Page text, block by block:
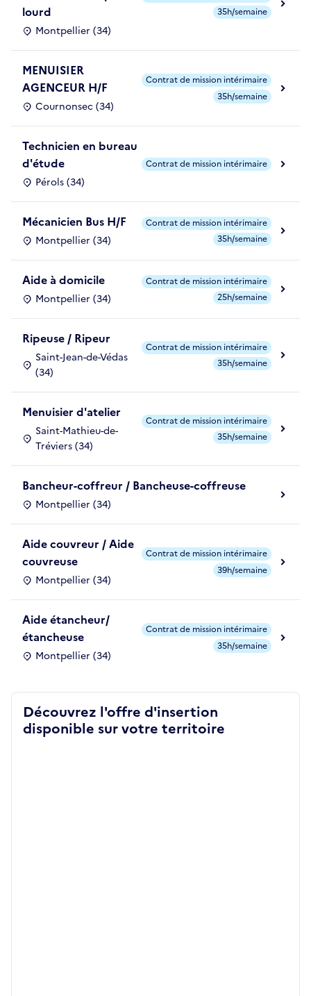
lourd
Montpellier (34)
35h/semaine
MENUISIER
AGENCEUR H/F
Cournonsec (34)
Contrat de mission intérimaire
35h/semaine
Technicien en bureau
d'étude
Pérols (34)
Contrat de mission intérimaire
Mécanicien Bus H/F
Montpellier (34)
Contrat de mission intérimaire
35h/semaine
Aide à domicile
Montpellier (34)
Contrat de mission intérimaire
25h/semaine
Ripeuse / Ripeur
Saint-Jean-de-Védas
(34)
Contrat de mission intérimaire
35h/semaine
Menuisier d'atelier
Saint-Mathieu-de-
Tréviers (34)
Contrat de mission intérimaire
35h/semaine
Bancheur-coffreur / Bancheuse-coffreuse
Montpellier (34)
Aide couvreur / Aide
couvreuse
Montpellier (34)
Contrat de mission intérimaire
39h/semaine
Aide étancheur/
étancheuse
Montpellier (34)
Contrat de mission intérimaire
35h/semaine
Découvrez l'offre d'insertion
disponible sur votre territoire